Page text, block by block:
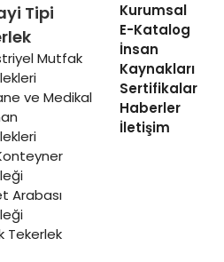
Tipi
Mutfak
ve Medikal
Arabası
Tekerlek
Kurumsal
E-Katalog
İnsan
Kaynakları
Sertifikalar
Haberler
İletişim